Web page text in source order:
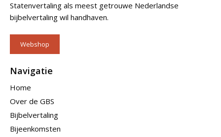
Statenvertaling als meest getrouwe Nederlandse
bijbelvertaling wil handhaven.
Webshop
Navigatie
Home
Over de GBS
Bijbelvertaling
Bijeenkomsten